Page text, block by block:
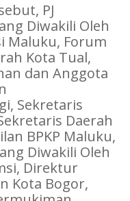
PJ
Diwakili Oleh
Maluku, Forum
Kota Tual,
dan Anggota
Sekretaris
Daerah
BPKP Maluku,
Diwakili Oleh
Direktur
Kota Bogor,